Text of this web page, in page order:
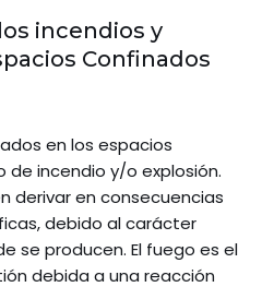
incendios y
Confinados
en los espacios
de incendio y/o explosión.
derivar en consecuencias
debido al carácter
se producen. El fuego es el
debida a una reacción